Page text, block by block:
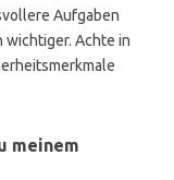
Aufgaben
wichtiger. Achte in
meinem